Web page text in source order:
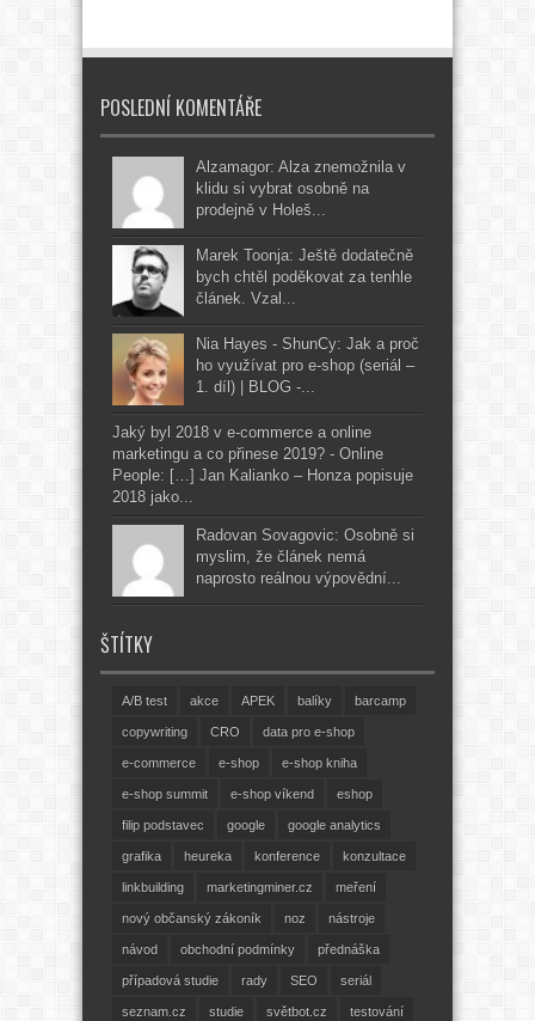
POSLEDNÍ KOMENTÁŘE
Alzamagor: Alza znemožnila v
klidu si vybrat osobně na
prodejně v Holeš...
Marek Toonja: Ještě dodatečně
bych chtěl poděkovat za tenhle
článek. Vzal...
Nia Hayes - ShunCy: Jak a proč
ho využívat pro e-shop (seriál –
1. díl) | BLOG -...
Jaký byl 2018 v e-commerce a online
marketingu a co přinese 2019? - Online
People: […] Jan Kalianko – Honza popisuje
2018 jako...
Radovan Sovagovic: Osobně si
myslim, že článek nemá
naprosto reálnou výpovědní...
ŠTÍTKY
A/B test akce APEK balíky barcamp
copywriting CRO data pro e-shop
e-commerce e-shop e-shop kniha
e-shop summit e-shop víkend eshop
filip podstavec google google analytics
grafika heureka konference konzultace
linkbuilding marketingminer.cz meření
nový občanský zákoník noz nástroje
návod obchodní podmínky přednáška
případová studie rady SEO seriál
seznam.cz studie světbot.cz testování